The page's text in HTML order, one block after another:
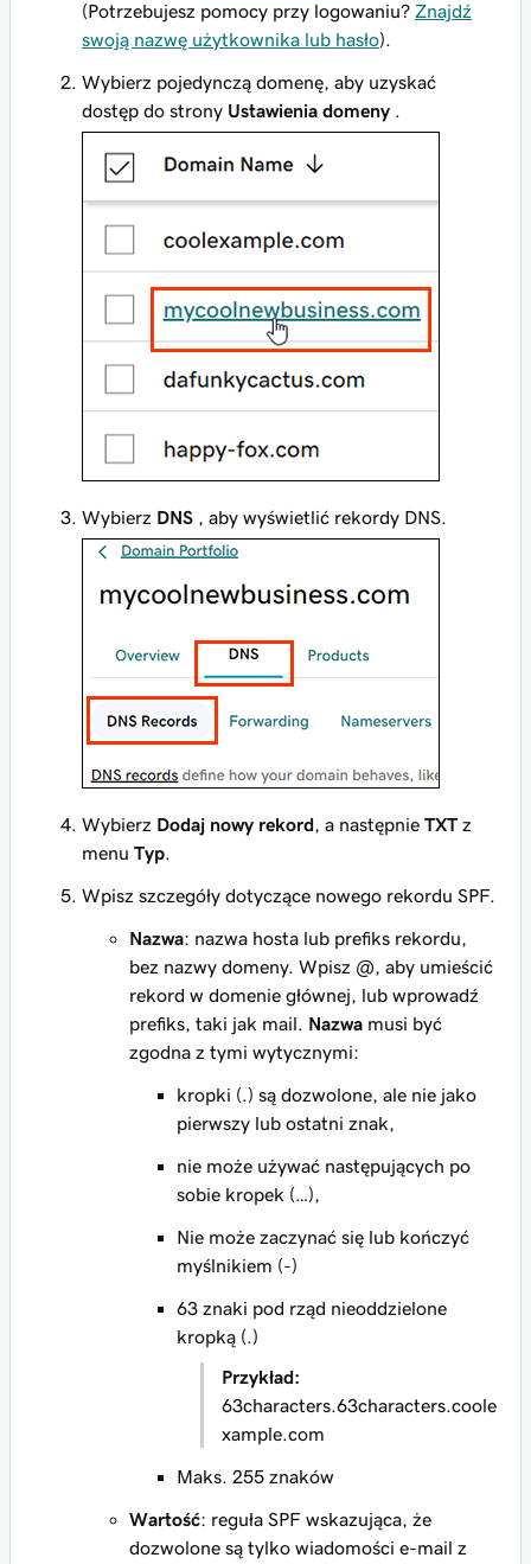
(Potrzebujesz pomocy przy logowaniu? Znajdź
swoją nazwę użytkownika lub hasło).
Wybierz pojedynczą domenę, aby uzyskać
dostęp do strony Ustawienia domeny
Wybierz DNS , aby wyświetlić rekordy DNS.
Wybierz Dodaj nowy rekord , a następnie TXT z
menu Typ
Wpisz szczegóły dotyczące nowego rekordu SPF.
Nazwa: nazwa hosta lub prefiks rekordu,
bez nazwy domeny. Wpisz @ , aby umieścić
rekord w domenie głównej, lub wprowadź
prefiks, taki jak mail Nazwa musi być
zgodna z tymi wytycznymi:
kropki (.) są dozwolone, ale nie jako
pierwszy lub ostatni znak,
nie może używać następujących po
sobie kropek (…),
Nie może zaczynać się lub kończyć
myślnikiem (-)
63 znaki pod rząd nieoddzielone
kropką (.)
Przykład:
63characters.63characters.coole
xample.com
Maks. 255 znaków
Wartość: reguła SPF wskazująca, że
dozwolone są tylko wiadomości e-mail z